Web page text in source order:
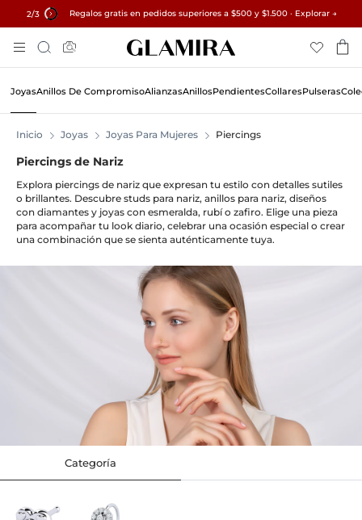
2/3 15% en todos los pedidos →
Regalos gratis en pedidos superiores a $500 y $1.500 · Explorar →
✓ Devoluciones en 60 días ✓ Redimensionamiento gratuito
To
Content
Búsqueda
JoyasAnillos De CompromisoAlianzasAnillosPendientesCollaresPulseras
Inicio Joyas Joyas Para Mujeres Piercings
Piercings de Nariz
Explora piercings de nariz que expresan tu estilo con detalles sutiles
o brillantes. Descubre studs para nariz, anillos para nariz, diseños
con diamantes y joyas con esmeralda, rubí o zafiro. Elige una pieza
para acompañar tu look diario, celebrar una ocasión especial o crear
una combinación que se sienta auténticamente tuya.
Categoría